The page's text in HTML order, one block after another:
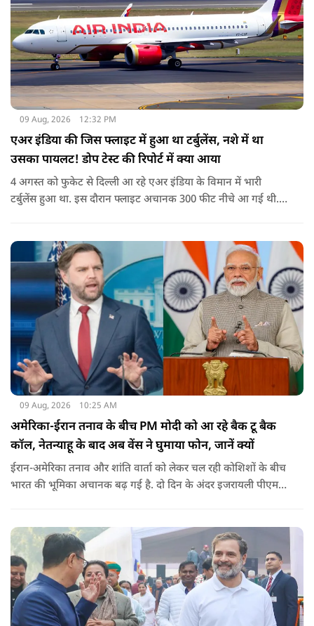
09 Aug, 2026 12:32 PM
एअर इंडिया की जिस फ्लाइट में हुआ था टर्बुलेंस, नशे में था
उसका पायलट! डोप टेस्ट की रिपोर्ट में क्या आया
4 अगस्त को फुकेट से दिल्ली आ रहे एअर इंडिया के विमान में भारी
टर्बुलेंस हुआ था. इस दौरान फ्लाइट अचानक 300 फीट नीचे आ गई थी.
09 Aug, 2026 10:25 AM
अमेरिका-ईरान तनाव के बीच PM मोदी को आ रहे बैक टू बैक
कॉल, नेतन्याहू के बाद अब वेंस ने घुमाया फोन, जानें क्यों
ईरान-अमेरिका तनाव और शांति वार्ता को लेकर चल रही कोशिशों के बीच
भारत की भूमिका अचानक बढ़ गई है. दो दिन के अंदर इजरायली पीएम